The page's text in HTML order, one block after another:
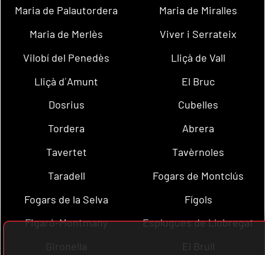
Maria de Palautordera
Maria de Miralles
Maria de Merlès
Viver i Serrateix
Vilobí del Penedès
Lliçà de Vall
Lliçà d´Amunt
El Bruc
Dosrius
Cubelles
Tordera
Abrera
Tavertet
Tavèrnoles
Taradell
Fogars de Montclús
Fogars de la Selva
Fígols
Figaró-Montmany
Esplugues de Llobregat
Gironella
El Brull